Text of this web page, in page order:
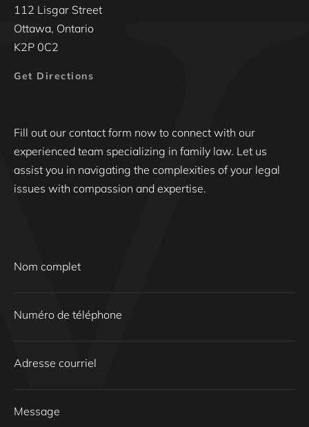
112 Lisgar Street
Ottawa, Ontario
K2P 0C2
Get Directions
Fill out our contact form now to connect with our
experienced team specializing in family law. Let us
assist you in navigating the complexities of your legal
issues with compassion and expertise.
Nom complet
Numéro de téléphone
Adresse courriel
Message